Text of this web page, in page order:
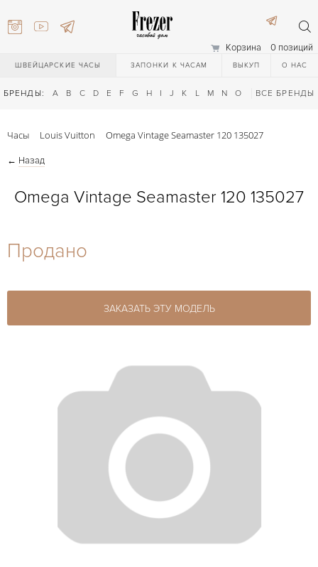
Корзина 0 позиций
ШВЕЙЦАРСКИЕ ЧАСЫ ЗАПОНКИ К ЧАСАМ ВЫКУП О НАС
БРЕНДЫ: A B C D E F G H I J K L M N O Q R S T
ВСЕ БРЕНДЫ
27-44
27-44
Часы Louis Vuitton Omega Vintage Seamaster 120 135027
← Назад
Omega Vintage Seamaster 120 135027
Продано
ЗАКАЗАТЬ ЭТУ МОДЕЛЬ